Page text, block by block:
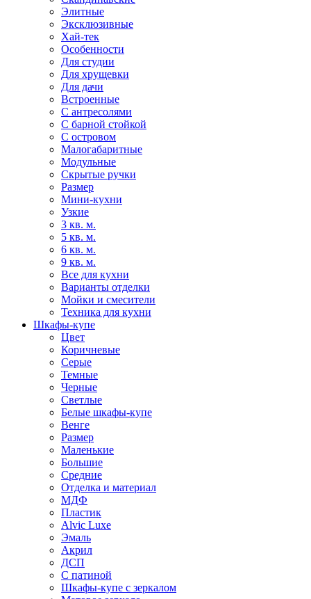
Элитные
Эксклюзивные
Хай-тек
Особенности
Для студии
Для хрущевки
Для дачи
Встроенные
С антресолями
С барной стойкой
С островом
Малогабаритные
Модульные
Скрытые ручки
Размер
Мини-кухни
Узкие
3 кв. м.
5 кв. м.
6 кв. м.
9 кв. м.
Все для кухни
Варианты отделки
Мойки и смесители
Техника для кухни
Шкафы-купе
Цвет
Коричневые
Серые
Темные
Черные
Светлые
Белые шкафы-купе
Венге
Размер
Маленькие
Большие
Средние
Отделка и материал
МДФ
Пластик
Alvic Luxe
Эмаль
Акрил
ДСП
С патиной
Шкафы-купе с зеркалом